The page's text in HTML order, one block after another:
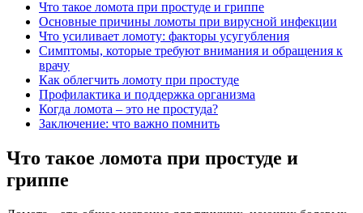
Что такое ломота при простуде и гриппе
Основные причины ломоты при вирусной инфекции
Что усиливает ломоту: факторы усугубления
Симптомы, которые требуют внимания и обращения к
врачу
Как облегчить ломоту при простуде
Профилактика и поддержка организма
Когда ломота – это не простуда?
Заключение: что важно помнить
Что такое ломота при простуде и
гриппе